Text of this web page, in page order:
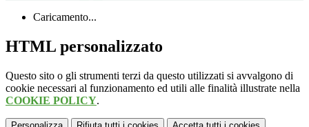
Caricamento...
HTML personalizzato
Questo sito o gli strumenti terzi da questo utilizzati si avvalgono di
cookie necessari al funzionamento ed utili alle finalità illustrate nella
COOKIE POLICY.